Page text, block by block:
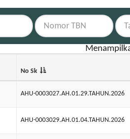
No Sk
AHU-0003027.AH.01.29.TAHUN.2026
AHU-0003029.AH.01.04.TAHUN.2026